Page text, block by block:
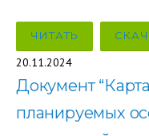
ЧИТАТЬ
20.11.2024
Документ
планируемых